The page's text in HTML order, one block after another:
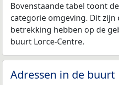
Bovenstaande tabel toont
categorie omgeving. Dit
betrekking hebben op de
buurt Lorce-Centre.
Adressen in de buurt